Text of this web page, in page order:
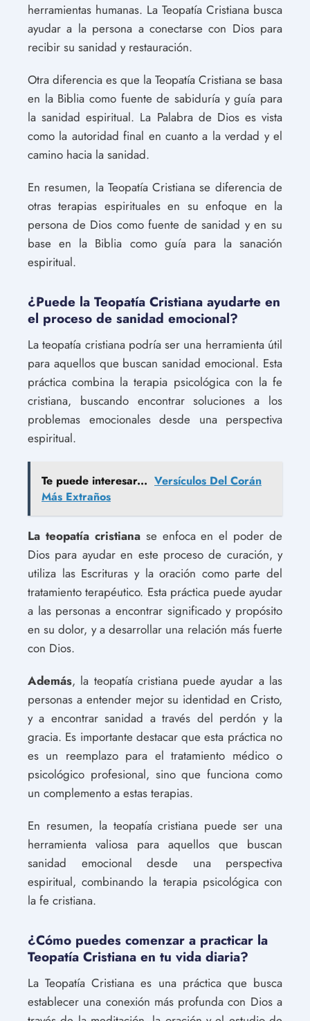
herramientas humanas. La Teopatía Cristiana busca
ayudar a la persona a conectarse con Dios para
recibir su sanidad y restauración.
Otra diferencia es que la Teopatía Cristiana se basa
en la Biblia como fuente de sabiduría y guía para
la sanidad espiritual. La Palabra de Dios es vista
como la autoridad final en cuanto a la verdad y el
camino hacia la sanidad.
En resumen, la Teopatía Cristiana se diferencia de
otras terapias espirituales en su enfoque en la
persona de Dios como fuente de sanidad y en su
base en la Biblia como guía para la sanación
espiritual.
¿Puede la Teopatía Cristiana ayudarte en
el proceso de sanidad emocional?
La teopatía cristiana podría ser una herramienta útil
para aquellos que buscan sanidad emocional. Esta
práctica combina la terapia psicológica con la fe
cristiana, buscando encontrar soluciones a los
problemas emocionales desde una perspectiva
espiritual.
Te puede interesar... Versículos Del Corán
Más Extraños
La teopatía cristianase enfoca en el poder de
Dios para ayudar en este proceso de curación, y
utiliza las Escrituras y la oración como parte del
tratamiento terapéutico. Esta práctica puede ayudar
a las personas a encontrar significado y propósito
en su dolor, y a desarrollar una relación más fuerte
con Dios.
Además, la teopatía cristiana puede ayudar a las
personas a entender mejor su identidad en Cristo,
y a encontrar sanidad a través del perdón y la
gracia. Es importante destacar que esta práctica no
es un reemplazo para el tratamiento médico o
psicológico profesional, sino que funciona como
un complemento a estas terapias.
En resumen, la teopatía cristiana puede ser una
herramienta valiosa para aquellos que buscan
sanidad emocional desde una perspectiva
espiritual, combinando la terapia psicológica con
la fe cristiana.
¿Cómo puedes comenzar a practicar la
Teopatía Cristiana en tu vida diaria?
La Teopatía Cristiana es una práctica que busca
establecer una conexión más profunda con Dios a